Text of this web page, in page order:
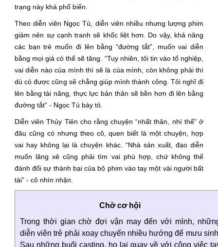
trạng này khá phổ biến.
Theo diễn viên Ngọc Tú, diễn viên nhiều nhưng lượng phim
giảm nên sự cạnh tranh sẽ khốc liệt hơn. Do vậy, khả năng
các bạn trẻ muốn đi lên bằng “đường tắt”, muốn vai diễn
bằng mọi giá có thể sẽ tăng. “Tuy nhiên, tôi tin vào tổ nghiệp,
vai diễn nào của mình thì sẽ là của mình, còn không phải thì
dù có được cũng sẽ chẳng giúp mình thành công. Tôi nghĩ đi
lên bằng tài năng, thực lực bản thân sẽ bền hơn đi lên bằng
đường tắt” - Ngọc Tú bày tỏ.
Diễn viên Thủy Tiên cho rằng chuyện “nhất thân, nhì thế” ở
đâu cũng có nhưng theo cô, quen biết là một chuyện, hợp
vai hay không lại là chuyện khác. “Nhà sản xuất, đạo diễn
muốn lăng xê cũng phải tìm vai phù hợp, chứ không thể
đánh đổi sự thành bại của bộ phim vào tay một vài người bất
tài” - cô nhìn nhận.
Chờ cơ hội
Trong thời gian chờ đợi vận may đến với mình,
diễn viên trẻ phải xoay chuyển nhiều hướng để mưu
Sau những buổi casting, họ lại quay về với công việc